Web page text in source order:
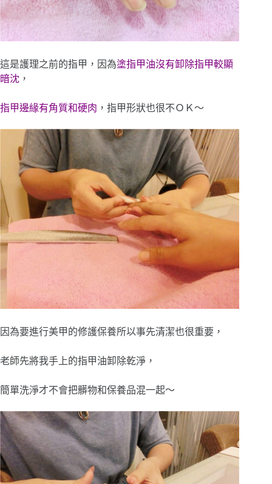
這是護理之前的指甲，因為塗指甲油沒有卸除指甲較顯
暗沈 ，
指甲邊緣有角質和硬肉 ，指甲形狀也很不ＯＫ～
因為要進行美甲的修護保養所以事先清潔也很重要，
老師先將我手上的指甲油卸除乾淨，
簡單洗淨才不會把髒物和保養品混一起～